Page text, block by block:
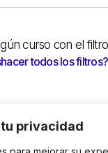
privacidad
curso con el
todos los filtros?
2n | 08002